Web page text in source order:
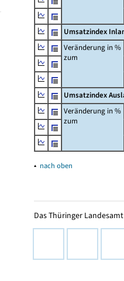
Umsatzindex
Veränderung in %
zum
Umsatzindex
Veränderung in %
zum
▴ nach oben
Das Thüringer